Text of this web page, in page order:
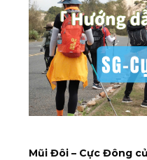
Mũi Đôi – Cực Đông